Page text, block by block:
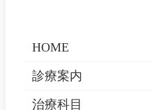
越し下さいませ。
HOME
診療案内
治療科目